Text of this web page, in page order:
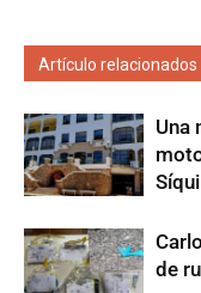
Artículo relacionados
Una
de